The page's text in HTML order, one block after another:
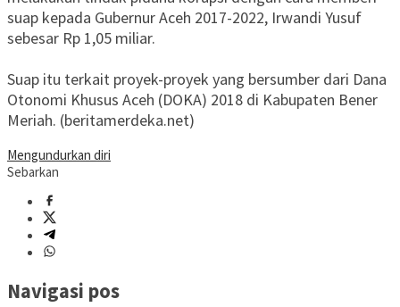
suap kepada Gubernur Aceh 2017-2022, Irwandi Yusuf
sebesar Rp 1,05 miliar.
Suap itu terkait proyek-proyek yang bersumber dari Dana
Otonomi Khusus Aceh (DOKA) 2018 di Kabupaten Bener
Meriah. (beritamerdeka.net)
Mengundurkan diri
Sebarkan
Navigasi pos